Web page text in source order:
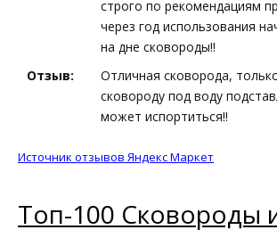
строго по рекомендациям
через год использования
на дне сковороды!!
Отзыв:
Отличная сковорода,
сковороду под воду
может испортиться!!
Источник отзывов Яндекс Маркет
Топ-100 Сковороды